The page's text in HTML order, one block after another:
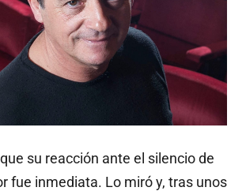
su reacción ante el silencio de
fue inmediata. Lo miró y, tras unos